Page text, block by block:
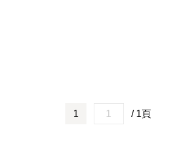
1 / 1頁